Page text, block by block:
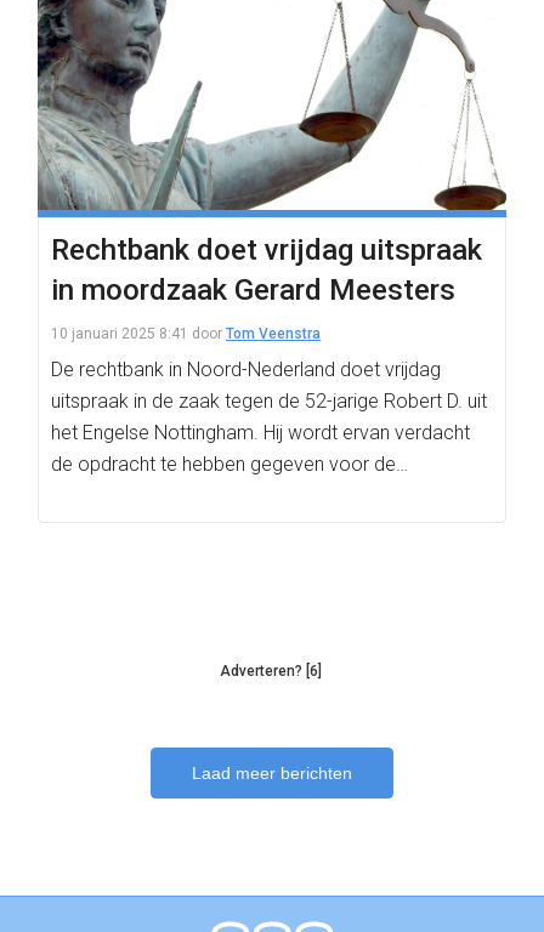
Rechtbank doet vrijdag uitspraak
in moordzaak Gerard Meesters
10 januari 2025 8:41 door Tom Veenstra
De rechtbank in Noord-Nederland doet vrijdag
uitspraak in de zaak tegen de 52-jarige Robert D. uit
het Engelse Nottingham. Hij wordt ervan verdacht
de opdracht te hebben gegeven voor de…
Adverteren? [6]
Laad meer berichten